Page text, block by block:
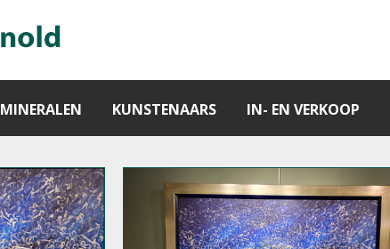
MINERALEN KUNSTENAARS IN- EN VERKOOP